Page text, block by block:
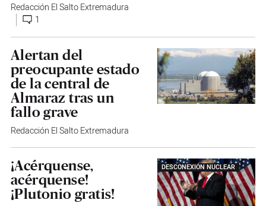
Redacción El Salto Extremadura
1
Alertan del
preocupante estado
de la central de
Almaraz tras un
fallo grave
Redacción El Salto Extremadura
DESCONEXIÓN NUCLEAR
¡Acérquense,
acérquense!
¡Plutonio gratis!